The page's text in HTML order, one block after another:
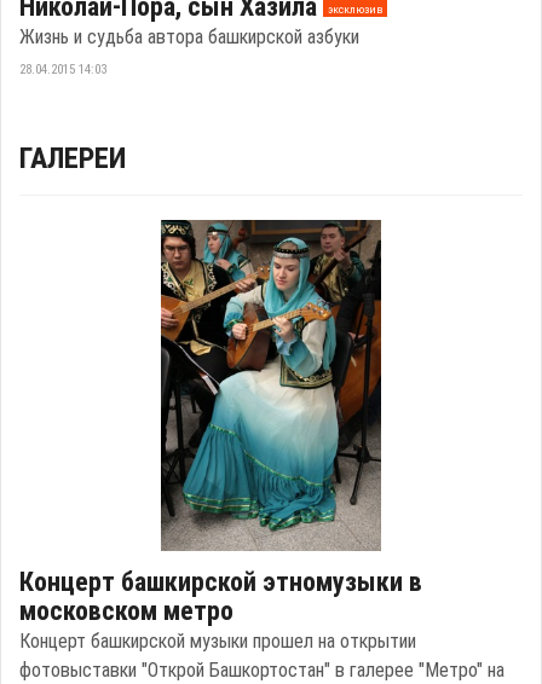
Николай-Пора, сын Хазила эксклюзив
Жизнь и судьба автора башкирской азбуки
28.04.2015 14:03
ГАЛЕРЕИ
Концерт башкирской этномузыки в
московском метро
Концерт башкирской музыки прошел на открытии
фотовыставки "Открой Башкортостан" в галерее "Метро" на